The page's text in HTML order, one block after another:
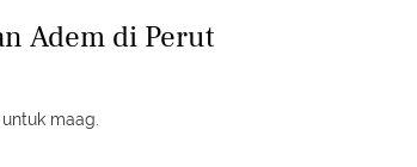
Adem di Perut
maag.